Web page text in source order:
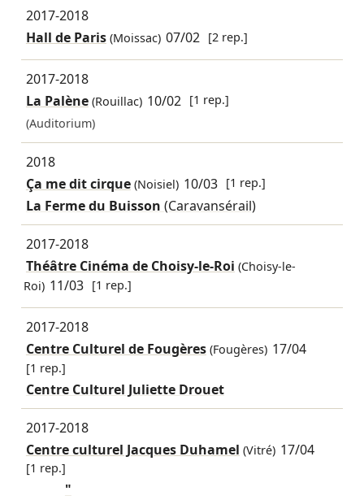
2017-2018
Hall de Paris(Moissac) 07/02 [2 rep.]
2017-2018
La Palène(Rouillac) 10/02 [1 rep.]
(Auditorium)
2018
Ça me dit cirque(Noisiel) 10/03 [1 rep.]
La Ferme du Buisson (Caravansérail)
2017-2018
Théâtre Cinéma de Choisy-le-Roi (Choisy-le-
Roi) 11/03 [1 rep.]
2017-2018
Centre Culturel de Fougères(Fougères) 17/04
[1 rep.]
Centre Culturel Juliette Drouet
2017-2018
Centre culturel Jacques Duhamel (Vitré) 17/04
[1 rep.]
"